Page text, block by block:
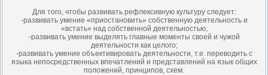
Для того, чтобы развивать рефлексивную культуру следует:
-развивать умение «приостановить» собственную деятельность и
«встать» над собственной деятельностью;
-развивать умение выделять главные моменты своей и чужой
деятельности как целого;
-развивать умение объективировать деятельности, т.е. переводить с
языка непосредственных впечатлений и представлений на язык общих
положений, принципов, схем.